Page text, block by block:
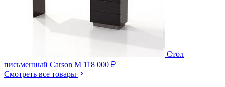
Стол
письменный Carson M 118 000 ₽
Смотреть все товары